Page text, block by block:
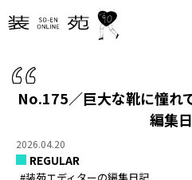
No.175／巨大な靴に憧
編集
2026.04.20
REGULAR